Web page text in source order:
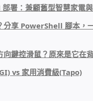
子鎖
部署：兼顧舊型智慧家電
分享 PowerShell 腳本，
向鍵控滑鼠？原來是它在
vs 家用消費級(Tapo)